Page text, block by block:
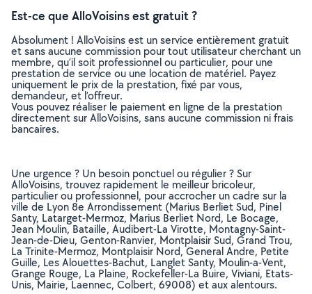
Est-ce que AlloVoisins est gratuit ?
Absolument ! AlloVoisins est un service entièrement gratuit
et sans aucune commission pour tout utilisateur cherchant un
membre, qu’il soit professionnel ou particulier, pour une
prestation de service ou une location de matériel. Payez
uniquement le prix de la prestation, fixé par vous,
demandeur, et l’offreur.
Vous pouvez réaliser le paiement en ligne de la prestation
directement sur AlloVoisins, sans aucune commission ni frais
bancaires.
Une urgence ? Un besoin ponctuel ou régulier ? Sur
AlloVoisins, trouvez rapidement le meilleur bricoleur,
particulier ou professionnel, pour accrocher un cadre sur la
ville de Lyon 8e Arrondissement (Marius Berliet Sud, Pinel
Santy, Latarget-Mermoz, Marius Berliet Nord, Le Bocage,
Jean Moulin, Bataille, Audibert-La Virotte, Montagny-Saint-
Jean-de-Dieu, Genton-Ranvier, Montplaisir Sud, Grand Trou,
La Trinite-Mermoz, Montplaisir Nord, General Andre, Petite
Guille, Les Alouettes-Bachut, Langlet Santy, Moulin-a-Vent,
Grange Rouge, La Plaine, Rockefeller-La Buire, Viviani, Etats-
Unis, Mairie, Laennec, Colbert, 69008) et aux alentours.